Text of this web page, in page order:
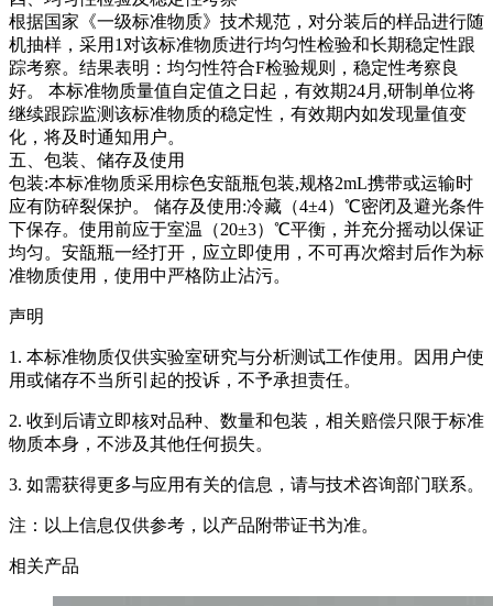
根据国家《一级标准物质》技术规范，对分装后的样品进行随
机抽样，采用1对该标准物质进行均匀性检验和长期稳定性跟
踪考察。结果表明：均匀性符合F检验规则，稳定性考察良
好。 本标准物质量值自定值之日起，有效期24月,研制单位将
继续跟踪监测该标准物质的稳定性，有效期内如发现量值变
化，将及时通知用户。
五、包装、储存及使用
包装:本标准物质采用棕色安瓿瓶包装,规格2mL携带或运输时
应有防碎裂保护。 储存及使用:冷藏（4±4）℃密闭及避光条件
下保存。使用前应于室温（20±3）℃平衡，并充分摇动以保证
均匀。安瓿瓶一经打开，应立即使用，不可再次熔封后作为标
准物质使用，使用中严格防止沾污。
声明
1. 本标准物质仅供实验室研究与分析测试工作使用。因用户使
用或储存不当所引起的投诉，不予承担责任。
2. 收到后请立即核对品种、数量和包装，相关赔偿只限于标准
物质本身，不涉及其他任何损失。
3. 如需获得更多与应用有关的信息，请与技术咨询部门联系。
注：以上信息仅供参考，以产品附带证书为准。
相关产品